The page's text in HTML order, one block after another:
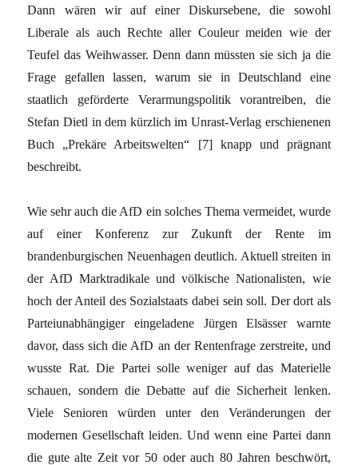
Dann wären wir auf einer Diskursebene, die sowohl
Liberale als auch Rechte aller Couleur meiden wie der
Teufel das Weihwasser. Denn dann müssten sie sich ja die
Frage gefallen lassen, warum sie in Deutschland eine
staatlich geförderte Verarmungspolitik vorantreiben, die
Stefan Dietl in dem kürzlich im Unrast-Verlag erschienenen
Buch „Prekäre Arbeitswelten“ [7] knapp und prägnant
beschreibt.
Wie sehr auch die AfD ein solches Thema vermeidet, wurde
auf einer Konferenz zur Zukunft der Rente im
brandenburgischen Neuenhagen deutlich. Aktuell streiten in
der AfD Marktradikale und völkische Nationalisten, wie
hoch der Anteil des Sozialstaats dabei sein soll. Der dort als
Parteiunabhängiger eingeladene Jürgen Elsässer warnte
davor, dass sich die AfD an der Rentenfrage zerstreite, und
wusste Rat. Die Partei solle weniger auf das Materielle
schauen, sondern die Debatte auf die Sicherheit lenken.
Viele Senioren würden unter den Veränderungen der
modernen Gesellschaft leiden. Und wenn eine Partei dann
die gute alte Zeit vor 50 oder auch 80 Jahren beschwört,